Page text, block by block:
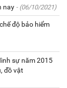
nay - (06/10/2021)
độ bảo hiểm
sự năm 2015
đồ vật